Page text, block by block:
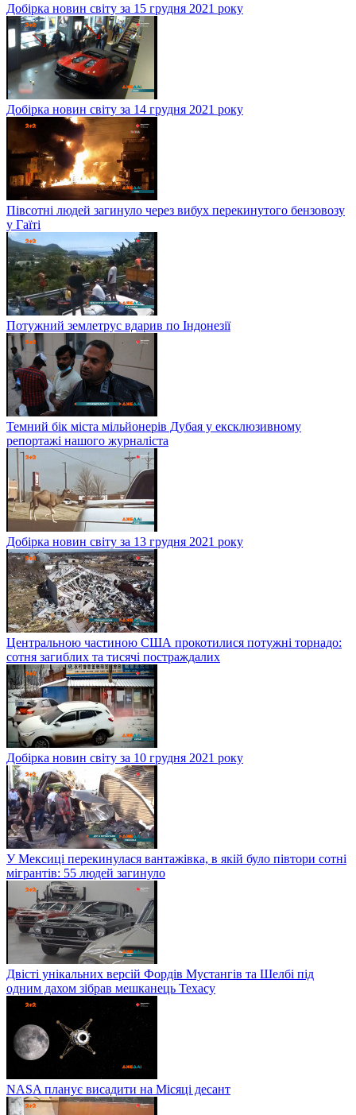
Добірка новин світу за 15 грудня 2021 року
Добірка новин світу за 14 грудня 2021 року
Півсотні людей загинуло через вибух перекинутого бензовозу
у Гаїті
Потужний землетрус вдарив по Індонезії
Темний бік міста мільйонерів Дубая у ексклюзивному
репортажі нашого журналіста
Добірка новин світу за 13 грудня 2021 року
Центральною частиною США прокотилися потужні торнадо:
сотня загиблих та тисячі постраждалих
Добірка новин світу за 10 грудня 2021 року
У Мексиці перекинулася вантажівка, в якій було півтори сотні
мігрантів: 55 людей загинуло
Двісті унікальних версій Фордів Мустангів та Шелбі під
одним дахом зібрав мешканець Техасу
NASA планує висадити на Місяці десант